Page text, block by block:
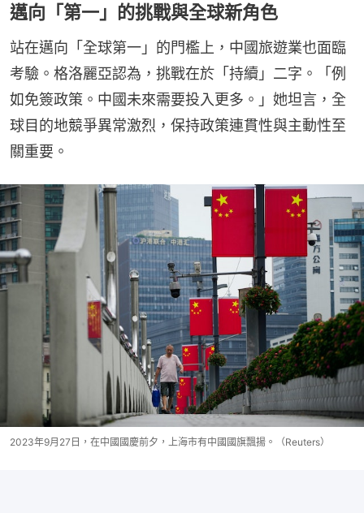
邁向「第一」的挑戰與全球新角色
站在邁向「全球第一」的門檻上，中國旅遊業也面臨
考驗。格洛麗亞認為，挑戰在於「持續」二字。「例
如免簽政策。中國未來需要投入更多。」她坦言，全
球目的地競爭異常激烈，保持政策連貫性與主動性至
關重要。
2023年9月27日，在中國國慶前夕，上海市有中國國旗飄揚。（Reuters）